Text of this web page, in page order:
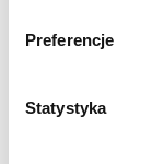
Preferencje
Statystyka